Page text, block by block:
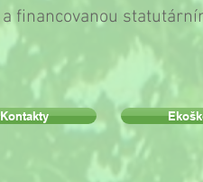
financovanou
Kontakty